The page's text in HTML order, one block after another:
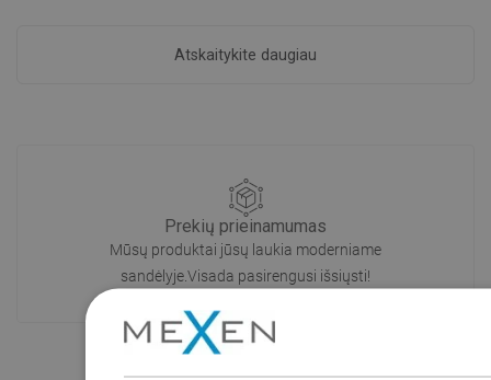
Atskaitykite daugiau
Prekių prieinamumas
Mūsų produktai jūsų laukia moderniame
sandėlyje.Visada pasirengusi išsiųsti!